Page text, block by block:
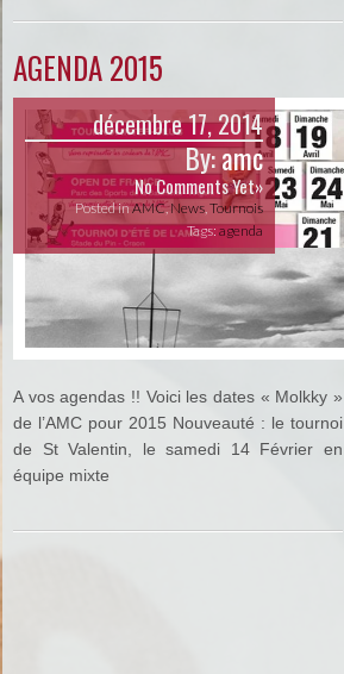
AGENDA 2015
décembre 17, 2014
By:amc
No Comments Yet»
Posted inAMC,News,Tournois
Tags:agenda
A vos agendas !! Voici les dates « Molkky »
de l’AMC pour 2015 Nouveauté : le tournoi
de St Valentin, le samedi 14 Février en
équipe mixte